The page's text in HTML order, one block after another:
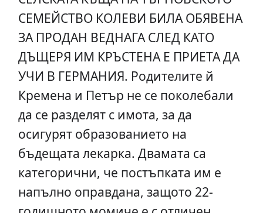
СЕМЕЙСТВО КОЛЕВИ БИЛА ОБЯВЕНА
ЗА ПРОДАН ВЕДНАГА СЛЕД КАТО
ДЪЩЕРЯ ИМ КРЪСТЕНА Е ПРИЕТА ДА
УЧИ В ГЕРМАНИЯ. Родителите й
Кремена и Петър не се поколебали
да се разделят с имота, за да
осигурят образованието на
бъдещата лекарка. Двамата са
категорични, че постъпката им е
напълно оправдана, защото 22-